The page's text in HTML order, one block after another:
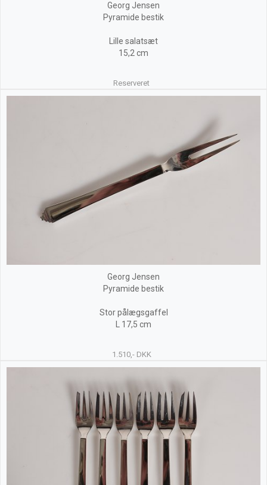
Georg Jensen
Pyramide bestik
Lille salatsæt
15,2 cm
Reserveret
Georg Jensen
Pyramide bestik
Stor pålægsgaffel
L 17,5 cm
1.510,- DKK